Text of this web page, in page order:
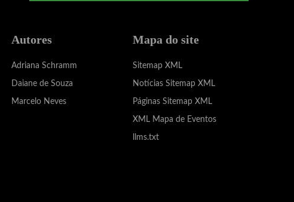
Autores
Adriana Schramm
Daiane de Souza
Marcelo Neves
Mapa do site
Sitemap XML
Notícias Sitemap XML
Páginas Sitemap XML
XML Mapa de Eventos
llms.txt